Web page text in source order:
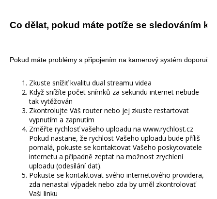
Co dělat, pokud máte potíže se sledováním
Pokud máte problémy s připojením na kamerový systém
Zkuste snížiť kvalitu dual streamu videa
Když snížíte počet snímků za sekundu internet nebude
tak vytěžován
Zkontrolujte Váš router nebo jej zkuste restartovat
vypnutím a zapnutím
Změřte rychlosť vašeho uploadu na www.rychlost.cz
Pokud nastane, že rychlost Vašeho uploadu bude příliš
pomalá, pokuste se kontaktovat Vašeho poskytovatele
internetu a případně zeptat na možnost zrychlení
uploadu (odesílání dat).
Pokuste se kontaktovat svého internetového providera,
zda nenastal výpadek nebo zda by uměl zkontrolovať
Vaši linku